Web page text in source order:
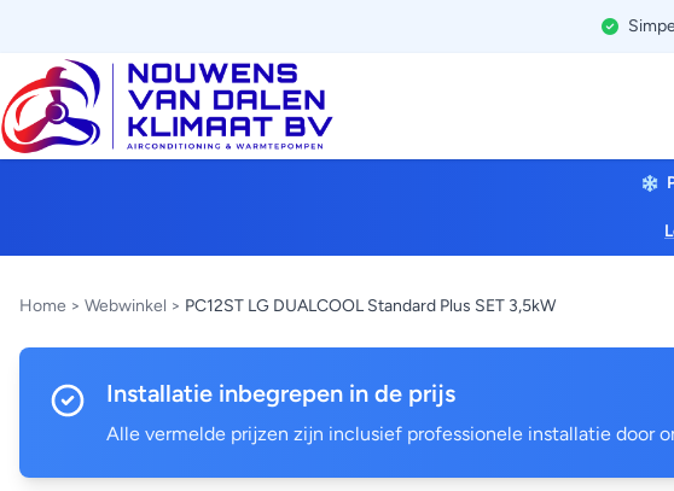
Home > Webwinkel > PC12ST LG DUALCOOL Standard Plus SET 3,5kW
Installatie inbegrepen in de prijs
Alle vermelde prijzen zijn inclusief professionele installatie door